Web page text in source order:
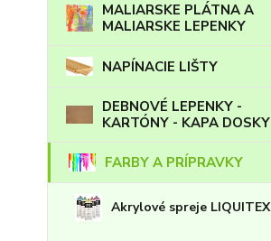
MALIARSKE PLÁTNA A
MALIARSKE LEPENKY
NAPÍNACIE LIŠTY
DEBNOVÉ LEPENKY -
KARTÓNY - KAPA DOSKY
FARBY A PRÍPRAVKY
Akrylové spreje LIQUITEX